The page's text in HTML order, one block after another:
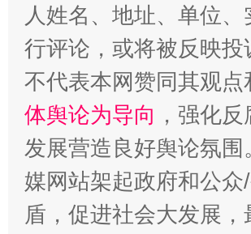
招工难、用工荒背后
人姓名、地址、单位
行评论，或将被反映
不代表本网赞同其观
体舆论为导向 ，强化
发展营造良好舆论氛
媒网站架起政府和公
盾，促进社会大发展